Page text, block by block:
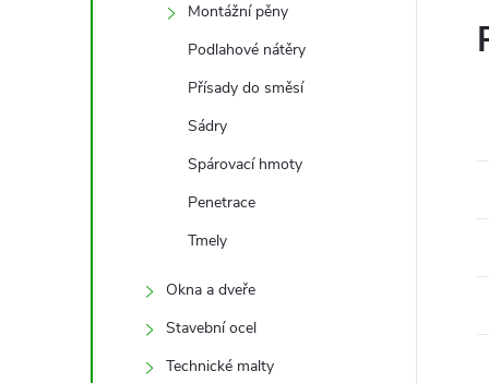
Montážní pěny
Podlahové nátěry
Přísady do směsí
Sádry
Spárovací hmoty
Penetrace
Tmely
Okna a dveře
Stavební ocel
Technické malty